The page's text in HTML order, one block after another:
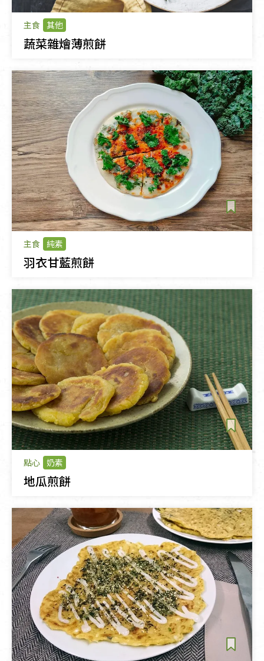
主食 其他
蔬菜雜燴薄煎餅
主食 純素
羽衣甘藍煎餅
點心 奶素
地瓜煎餅